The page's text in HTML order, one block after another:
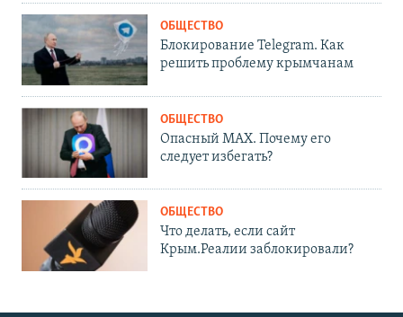
ОБЩЕСТВО
Блокирование Telegram. Как
решить проблему крымчанам
ОБЩЕСТВО
Опасный MAX. Почему его
следует избегать?
ОБЩЕСТВО
Что делать, если сайт
Крым.Реалии заблокировали?